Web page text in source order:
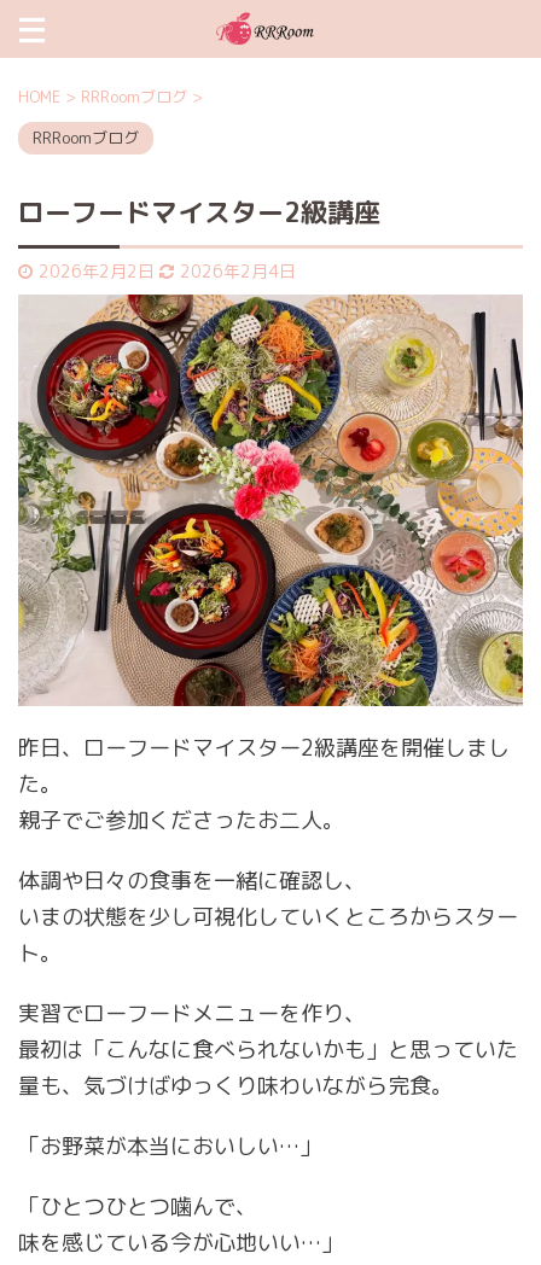
HOME > RRRoomブログ >
RRRoomブログ
ローフードマイスター2級講座
2026年2月2日 2026年2月4日
昨日、ローフードマイスター2級講座を開催しまし
た。
親子でご参加くださったお二人。
体調や日々の食事を一緒に確認し、
いまの状態を少し可視化していくところからスター
ト。
実習でローフードメニューを作り、
最初は「こんなに食べられないかも」と思っていた
量も、気づけばゆっくり味わいながら完食。
「お野菜が本当においしい…」
「ひとつひとつ噛んで、
味を感じている今が心地いい…」